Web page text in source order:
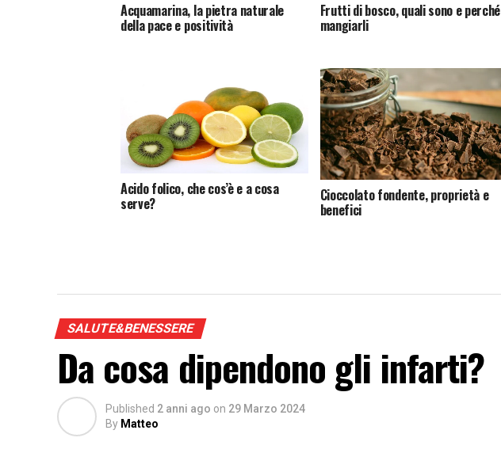
Acquamarina, la pietra naturale
della pace e positività
Frutti di bosco, quali sono e perché
mangiarli
Acido folico, che cos’è e a cosa
serve? Cioccolato fondente, proprietà e
benefici
SALUTE&BENESSERE
Da cosa dipendono gli infarti?
Published 2 anni ago on 29 Marzo 2024
By Matteo